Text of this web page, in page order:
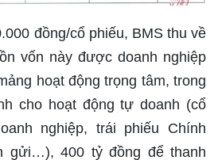
đồng/cổ phiếu, BMS thu về
vốn này được doanh nghiệp
hoạt động trọng tâm, trong
cho hoạt động tự doanh (cổ
nghiệp, trái phiếu Chính
gửi…),400 tỷ đồng để thanh